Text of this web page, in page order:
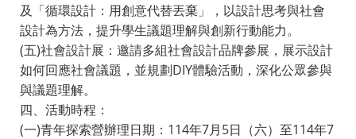
及「循環設計：用創意代替丟棄」，以設計思考與社會
設計為方法，提升學生議題理解與創新行動能力。
(五)社會設計展：邀請多組社會設計品牌參展，展示設計
如何回應社會議題，並規劃DIY體驗活動，深化公眾參與
與議題理解。
四、活動時程：
(一)青年探索營辦理日期：114年7月5日（六）至114年7